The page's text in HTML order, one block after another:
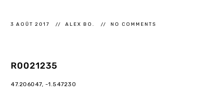
3 AOÛT 2017 ALEX BO. NO COMMENTS
R0021235
47.206047, -1.547230